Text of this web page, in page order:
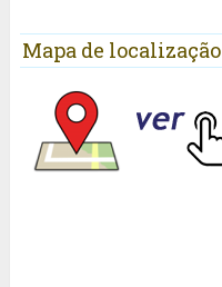
Mapa de localização